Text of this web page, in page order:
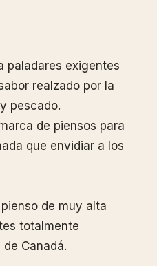
paladares exigentes
realzado por la
pescado.
de piensos para
que envidiar a los
de muy alta
totalmente
Canadá.